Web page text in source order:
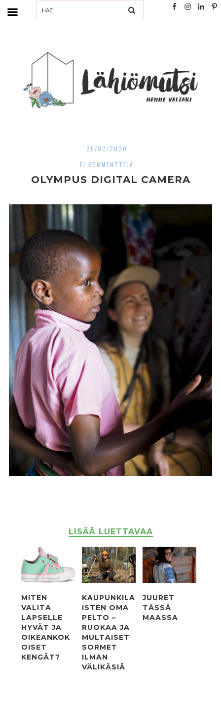
SEARCH
25/02/2020
EI KOMMENTTEJA
OLYMPUS DIGITAL CAMERA
LISÄÄ LUETTAVAA
MITEN
VALITA
LAPSELLE
HYVÄT JA
OIKEANKOK
OISET
KENGÄT?
KAUPUNKILA
ISTEN OMA
PELTO –
RUOKAA JA
MULTAISET
SORMET
ILMAN
VÄLIKÄSIÄ
JUURET
TÄSSÄ
MAASSA